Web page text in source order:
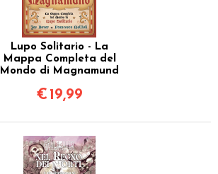
Lupo Solitario - La
Mappa Completa del
Mondo di Magnamund
€ 19,99